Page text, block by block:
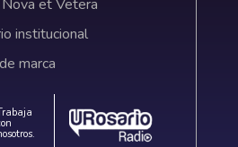
et Vetera
institucional
marca